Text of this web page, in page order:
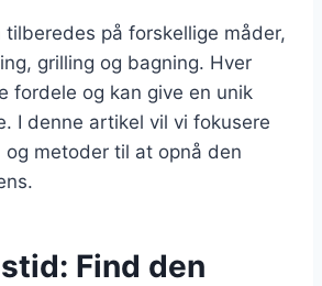
tilberedes på forskellige måder,
grilling og bagning. Hver
fordele og kan give en unik
I denne artikel vil vi fokusere
og metoder til at opnå den
Find den